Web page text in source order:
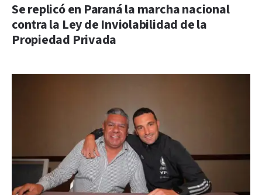
Se replicó en Paraná la marcha nacional
contra la Ley de Inviolabilidad de la
Propiedad Privada